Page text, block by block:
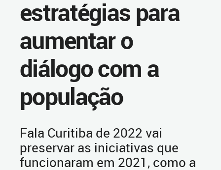
estratégias para
aumentar o
diálogo com a
população
Fala Curitiba de 2022 vai
preservar as iniciativas que
funcionaram em 2021, como a